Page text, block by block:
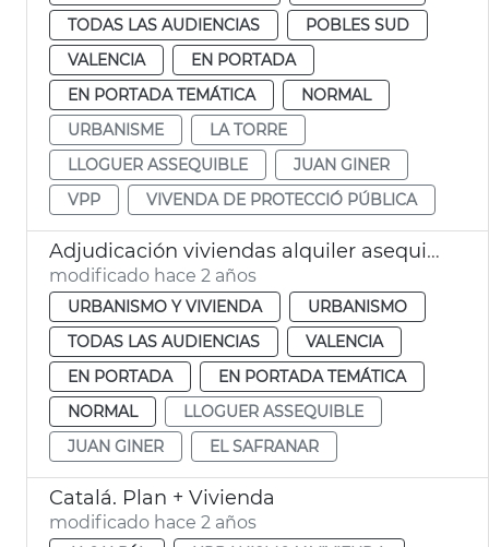
TODAS LAS AUDIENCIAS
POBLES SUD
VALENCIA
EN PORTADA
EN PORTADA TEMÁTICA
NORMAL
URBANISME
LA TORRE
LLOGUER ASSEQUIBLE
JUAN GINER
VPP
VIVENDA DE PROTECCIÓ PÚBLICA
Adjudicación viviendas alquiler asequible
modificado hace 2 años
URBANISMO Y VIVIENDA
URBANISMO
TODAS LAS AUDIENCIAS
VALENCIA
EN PORTADA
EN PORTADA TEMÁTICA
NORMAL
LLOGUER ASSEQUIBLE
JUAN GINER
EL SAFRANAR
Catalá. Plan + Vivienda
modificado hace 2 años